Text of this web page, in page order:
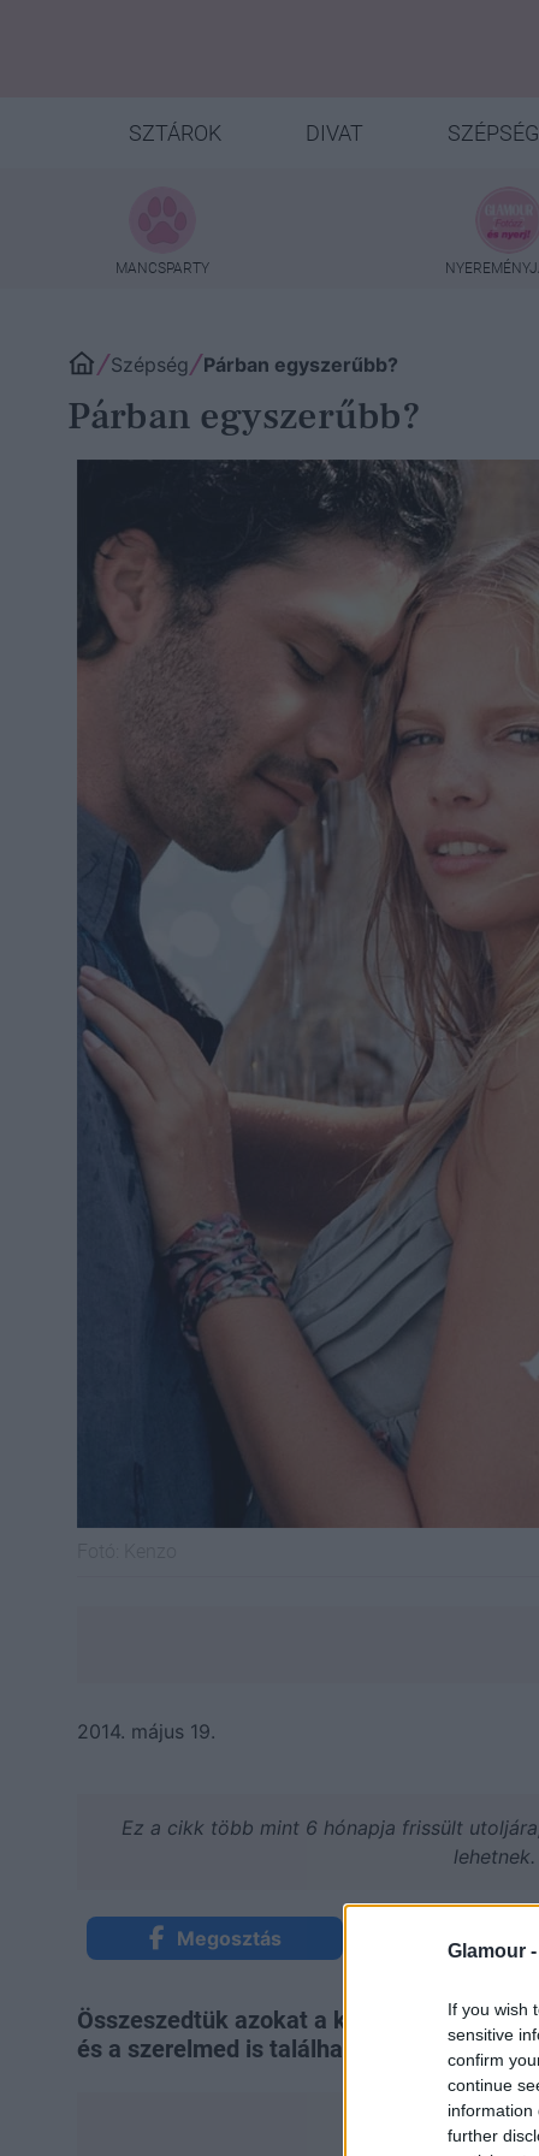
Glamour -
If you wish
sensitive
confirm
continue
information
further
SZTÁROK DIVAT SZÉPSÉG
MANCSPARTY
Szépség Párban egyszerűbb?
Párban egyszerűbb?
2014. május 19.
Ez a cikk több mint 6 hónapja frissült
lehetnek.
Megosztás Küldés
Összeszedtük azokat a kedvenc nyári
és a szerelmed is találhattok kedvetekre